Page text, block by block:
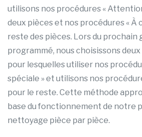
utilisons nos procédures «
deux pièces et nos procédures « À
reste des pièces. Lors du prochain
programmé, nous choisissons
pour lesquelles utiliser nos
spéciale » et utilisons nos
pour le reste. Cette méthode
base du fonctionnement de notre
nettoyage pièce par pièce.